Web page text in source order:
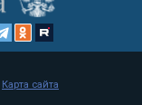
Карта сайта